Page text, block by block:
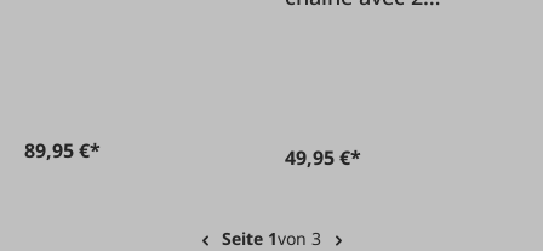
89,95 €* 49,95 €*
Seite 1von 3